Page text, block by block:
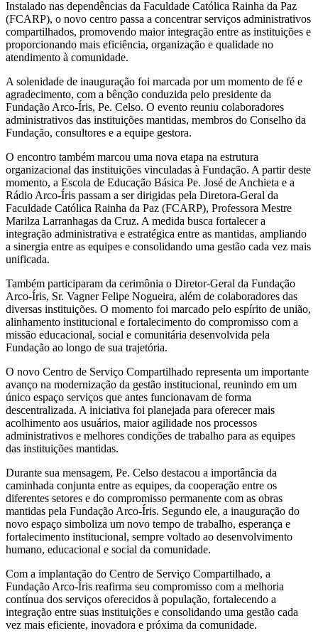
Instalado nas dependências da Faculdade Católica Rainha da Paz
(FCARP), o novo centro passa a concentrar serviços administrativos
compartilhados, promovendo maior integração entre as instituições e
proporcionando mais eficiência, organização e qualidade no
atendimento à comunidade.
A solenidade de inauguração foi marcada por um momento de fé e
agradecimento, com a bênção conduzida pelo presidente da
Fundação Arco-Íris, Pe. Celso. O evento reuniu colaboradores
administrativos das instituições mantidas, membros do Conselho da
Fundação, consultores e a equipe gestora.
O encontro também marcou uma nova etapa na estrutura
organizacional das instituições vinculadas à Fundação. A partir deste
momento, a Escola de Educação Básica Pe. José de Anchieta e a
Rádio Arco-Íris passam a ser dirigidas pela Diretora-Geral da
Faculdade Católica Rainha da Paz (FCARP), Professora Mestre
Marilza Larranhagas da Cruz. A medida busca fortalecer a
integração administrativa e estratégica entre as mantidas, ampliando
a sinergia entre as equipes e consolidando uma gestão cada vez mais
unificada.
Também participaram da cerimônia o Diretor-Geral da Fundação
Arco-Íris, Sr. Vagner Felipe Nogueira, além de colaboradores das
diversas instituições. O momento foi marcado pelo espírito de união,
alinhamento institucional e fortalecimento do compromisso com a
missão educacional, social e comunitária desenvolvida pela
Fundação ao longo de sua trajetória.
O novo Centro de Serviço Compartilhado representa um importante
avanço na modernização da gestão institucional, reunindo em um
único espaço serviços que antes funcionavam de forma
descentralizada. A iniciativa foi planejada para oferecer mais
acolhimento aos usuários, maior agilidade nos processos
administrativos e melhores condições de trabalho para as equipes
das instituições mantidas.
Durante sua mensagem, Pe. Celso destacou a importância da
caminhada conjunta entre as equipes, da cooperação entre os
diferentes setores e do compromisso permanente com as obras
mantidas pela Fundação Arco-Íris. Segundo ele, a inauguração do
novo espaço simboliza um novo tempo de trabalho, esperança e
fortalecimento institucional, sempre voltado ao desenvolvimento
humano, educacional e social da comunidade.
Com a implantação do Centro de Serviço Compartilhado, a
Fundação Arco-Íris reafirma seu compromisso com a melhoria
contínua dos serviços oferecidos à população, fortalecendo a
integração entre suas instituições e consolidando uma gestão cada
vez mais eficiente, inovadora e próxima da comunidade.